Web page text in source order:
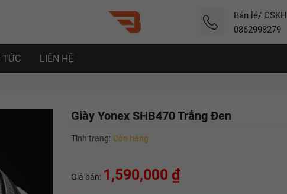
Bán lẻ/ CSKH
0862998279
TỨC LIÊN HỆ
Giày Yonex SHB470 Trắng Đen
Tình trạng: Còn hàng
Giá bán: 1,590,000 ₫